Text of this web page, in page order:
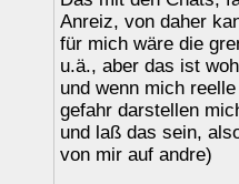
Anreiz, von daher
für mich wäre die
u.ä., aber das ist
und wenn mich
gefahr darstellen
und laß das sein,
von mir auf andre)